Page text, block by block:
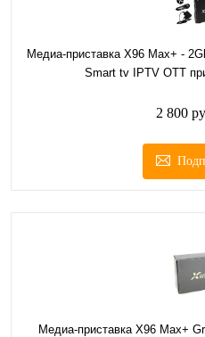
Медиа-приставка X96 Max+ -
Smart tv IPTV OTT
2 800
Медиа-приставка X96 Max+